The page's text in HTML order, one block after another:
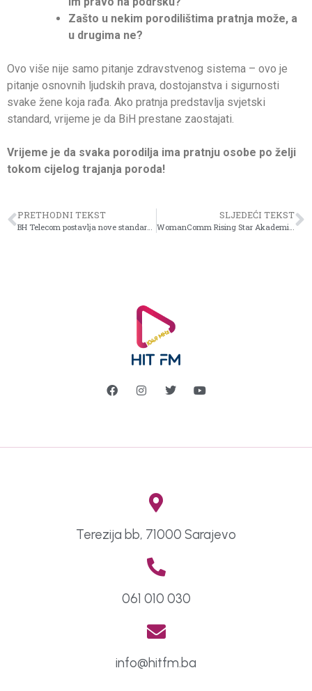
Zašto u nekim porodilištima pratnja može, a
u drugima ne?
Ovo više nije samo pitanje zdravstvenog sistema – ovo je
pitanje osnovnih ljudskih prava, dostojanstva i sigurnosti
svake žene koja rađa. Ako pratnja predstavlja svjetski
standard, vrijeme je da BiH prestane zaostajati.
Vrijeme je da svaka porodilja ima pratnju osobe po želji
tokom cijelog trajanja poroda!
PRETHODNI TEKST SLJEDEĆI TEKST
Terezija bb, 71000 Sarajevo
061 010 030
info@hitfm.ba